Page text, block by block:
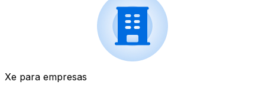
Xe para empresas